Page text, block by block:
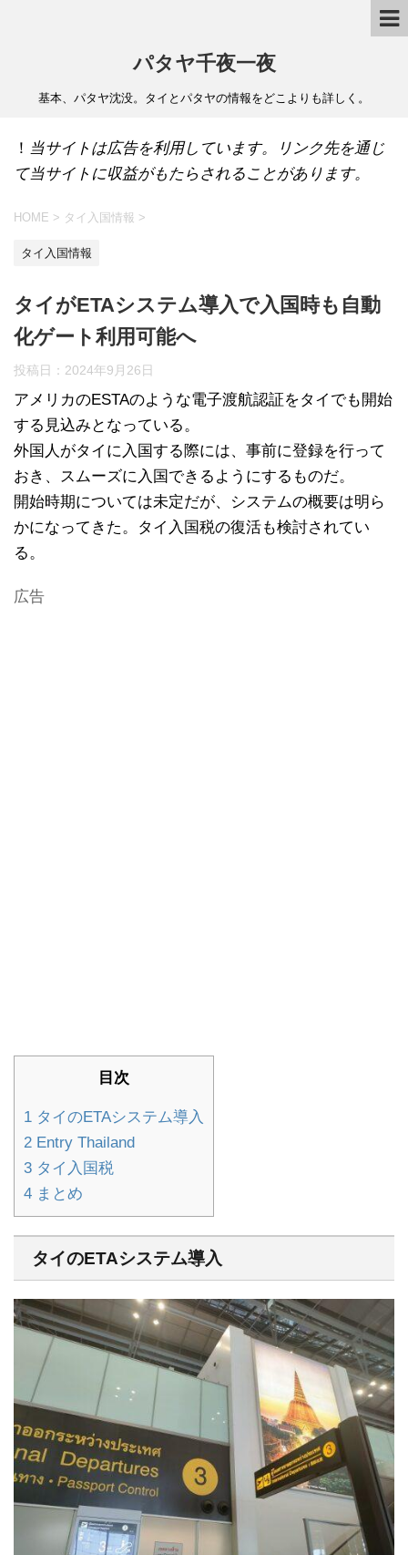
パタヤ千夜一夜
基本、パタヤ沈没。タイとパタヤの情報をどこよりも詳しく。
！ 当サイトは広告を利用しています。リンク先を通じ
て当サイトに収益がもたらされることがあります。
HOME > タイ入国情報 >
タイ入国情報
タイがETAシステム導入で入国時も自動
化ゲート利用可能へ
投稿日： 2024年9月26日
アメリカのESTAのような電子渡航認証をタイでも開始
する見込みとなっている。
外国人がタイに入国する際には、事前に登録を行って
おき、スムーズに入国できるようにするものだ。
開始時期については未定だが、システムの概要は明ら
かになってきた。タイ入国税の復活も検討されてい
る。
広告
目次
1 タイのETAシステム導入
2 Entry Thailand
3 タイ入国税
4 まとめ
タイのETAシステム導入